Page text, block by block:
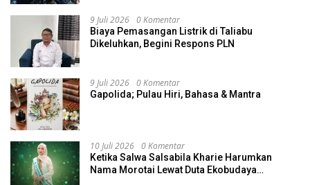
9 Juli 2026 0 Komentar
Biaya Pemasangan Listrik di Taliabu
Dikeluhkan, Begini Respons PLN
9 Juli 2026 0 Komentar
Gapolida; Pulau Hiri, Bahasa & Mantra
10 Juli 2026 0 Komentar
Ketika Salwa Salsabila Kharie Harumkan
Nama Morotai Lewat Duta Ekobudaya